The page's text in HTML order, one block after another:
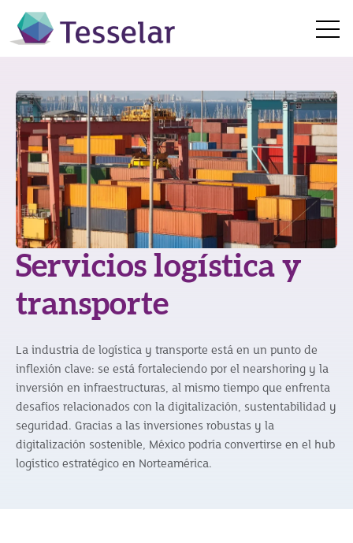
Open
Servicios logística y
transporte
La industria de logística y transporte está en un punto de
inflexión clave: se está fortaleciendo por el nearshoring y la
inversión en infraestructuras, al mismo tiempo que enfrenta
desafíos relacionados con la digitalización, sustentabilidad y
seguridad. Gracias a las inversiones robustas y la
digitalización sostenible, México podría convertirse en el hub
logístico estratégico en Norteamérica.